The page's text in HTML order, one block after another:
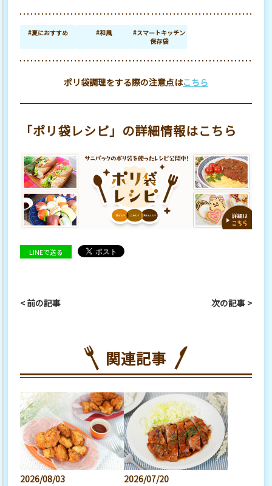
#夏におすすめ #和風
#スマートキッチン
保存袋
ポリ袋調理をする際の注意点はこちら
「ポリ袋レシピ」の詳細情報はこちら
LINEで送る
< 前の記事 次の記事 >
関連記事
2026/08/03
2026/07/20